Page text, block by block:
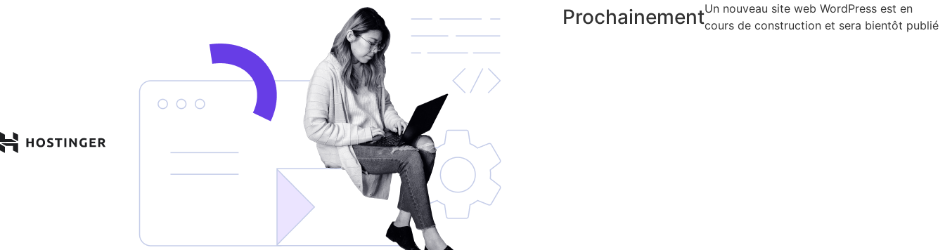
ProchainementUn nouveau site web WordPress est en
cours de construction et sera bientôt publié